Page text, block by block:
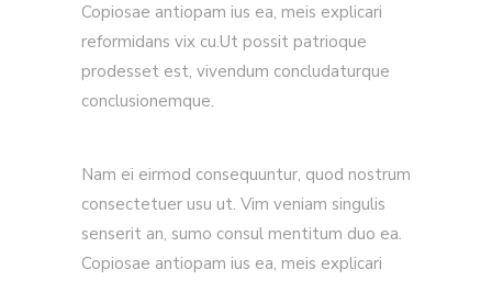
Copiosae antiopam ius ea, meis explicari
reformidans vix cu.Ut possit patrioque
prodesset est, vivendum concludaturque
conclusionemque.
Nam ei eirmod consequuntur, quod nostrum
consectetuer usu ut. Vim veniam singulis
senserit an, sumo consul mentitum duo ea.
Copiosae antiopam ius ea, meis explicari